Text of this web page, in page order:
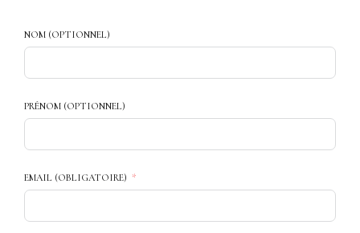
NOM (OPTIONNEL)
PRÉNOM (OPTIONNEL)
EMAIL (OBLIGATOIRE)